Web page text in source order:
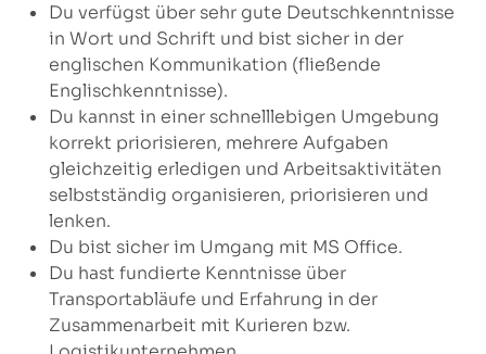
Du verfügst über sehr gute Deutschkenntnisse
in Wort und Schrift und bist sicher in der
englischen Kommunikation (fließende
Englischkenntnisse).
Du kannst in einer schnelllebigen Umgebung
korrekt priorisieren, mehrere Aufgaben
gleichzeitig erledigen und Arbeitsaktivitäten
selbstständig organisieren, priorisieren und
lenken.
Du bist sicher im Umgang mit MS Office.
Du hast fundierte Kenntnisse über
Transportabläufe und Erfahrung in der
Zusammenarbeit mit Kurieren bzw.